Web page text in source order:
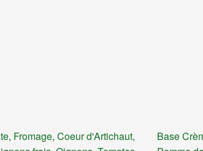
Fromage, Coeur d'Artichaut,
Base